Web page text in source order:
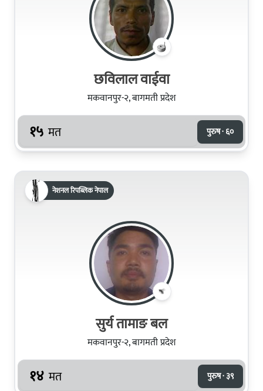
छविलाल वाईवा
मकवानपुर-२, बागमती प्रदेश
१५ मत पुरुष · ६०
नेशनल रिपब्लिक नेपाल
सुर्य तामाङ बल
मकवानपुर-२, बागमती प्रदेश
१४ मत पुरुष · ३९